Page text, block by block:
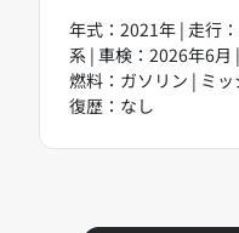
年式：2021年 | 走行
系 | 車検：2026年6月
燃料：ガソリン | ミ
復歴：なし